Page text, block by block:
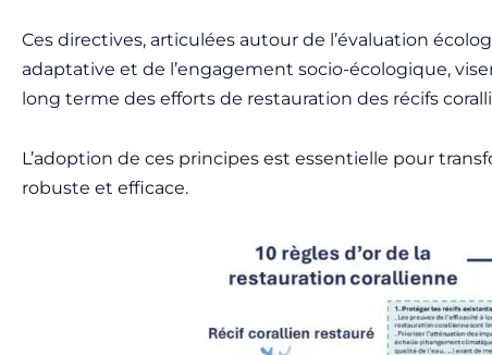
Ces directives, articulées autour de l’évaluation
adaptative et de l’engagement socio-écologique,
long terme des efforts de restauration des récifs
L’adoption de ces principes est essentielle pour
robuste et efficace.